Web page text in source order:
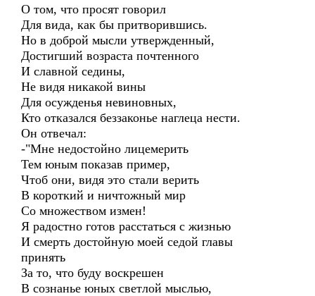
О том, что просят говорил
Для вида, как бы притворившись.
Но в доброй мысли утвержденный,
Достигший возраста почтенного
И славной седины,
Не видя никакой вины
Для осужденья невиновных,
Кто отказался беззаконье наглеца нести.
Он отвечал:
-"Мне недостойно лицемерить
Тем юным показав пример,
Чтоб они, видя это стали верить
В короткий и ничтожный мир
Со множеством измен!
Я радостно готов расстаться с жизнью
И смерть достойную моей седой главы
принять
За то, что буду воскрешен
В сознанье юных светлой мыслью,